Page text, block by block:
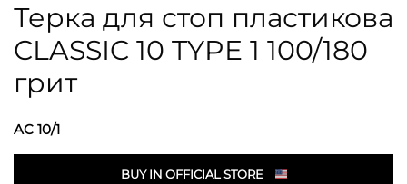
Терка для стоп пластикова
CLASSIC 10 TYPE 1 100/180
грит
AC 10/1
BUY IN OFFICIAL STORE